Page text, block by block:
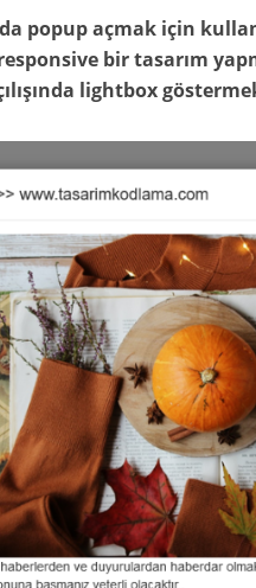
popup açmak için
bir tasarım
lightbox